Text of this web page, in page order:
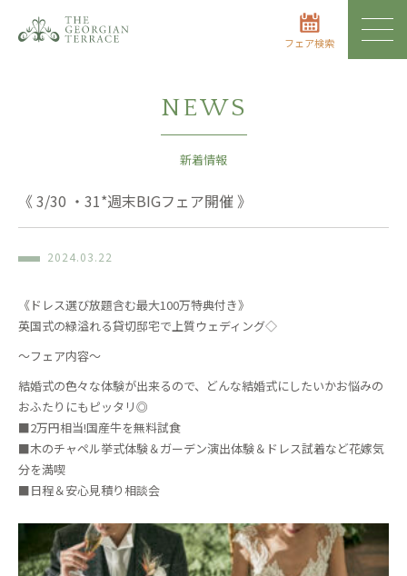
フェア検索
NEWS
新着情報
《 3/30 ・31*週末BIGフェア開催 》
2024.03.22
《ドレス選び放題含む最大100万特典付き》
英国式の緑溢れる貸切邸宅で上質ウェディング◇
〜フェア内容〜
結婚式の色々な体験が出来るので、どんな結婚式にしたいかお悩みの
おふたりにもピッタリ◎
■2万円相当!国産牛を無料試食
■木のチャペル挙式体験＆ガーデン演出体験＆ドレス試着など花嫁気
分を満喫
■日程＆安心見積り相談会